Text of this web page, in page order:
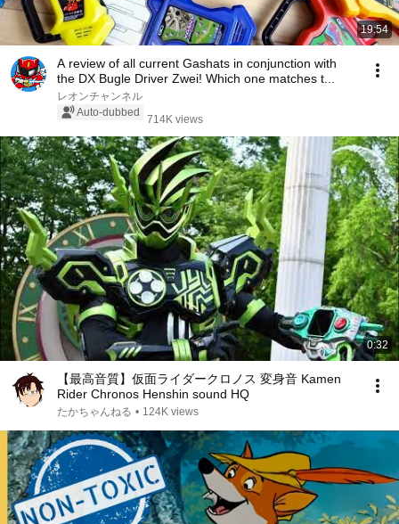
19:54
A review of all current Gashats in conjunction with
the DX Bugle Driver Zwei! Which one matches t...
レオンチャンネル
Auto-dubbed
714K views
0:32
【最高音質】仮面ライダークロノス 変身音 Kamen
Rider Chronos Henshin sound HQ
たかちゃんねる • 124K views